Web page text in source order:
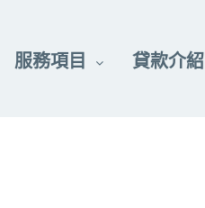
服務項目 貸款介紹